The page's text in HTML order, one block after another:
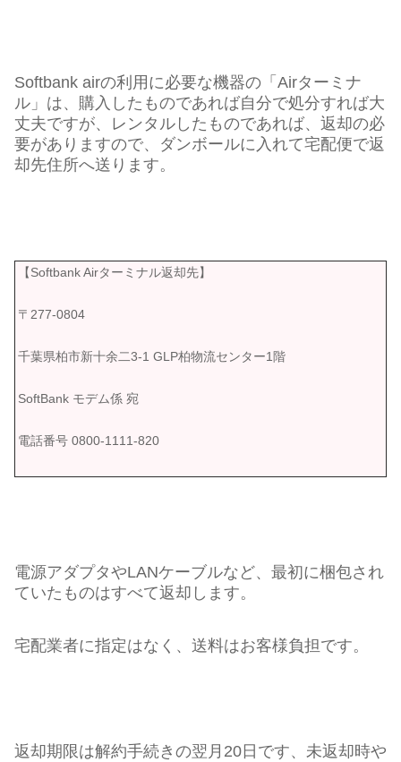
Softbank airの利用に必要な機器の「Airターミナ
ル」は、購入したものであれば自分で処分すれば大
丈夫ですが、レンタルしたものであれば、返却の必
要がありますので、ダンボールに入れて宅配便で返
却先住所へ送ります。
【Softbank Airターミナル返却先】
〒277-0804
千葉県柏市新十余二3-1 GLP柏物流センター1階
SoftBank モデム係 宛
電話番号 0800-1111-820
電源アダプタやLANケーブルなど、最初に梱包され
ていたものはすべて返却します。
宅配業者に指定はなく、送料はお客様負担です。
返却期限は解約手続きの翌月20日です、未返却時や